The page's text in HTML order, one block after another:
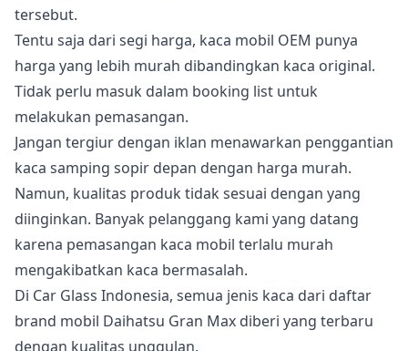
tersebut.
Tentu saja dari segi harga, kaca mobil OEM punya
harga yang lebih murah dibandingkan kaca original.
Tidak perlu masuk dalam booking list untuk
melakukan pemasangan.
Jangan tergiur dengan iklan menawarkan penggantian
kaca samping sopir depan dengan harga murah.
Namun, kualitas produk tidak sesuai dengan yang
diinginkan. Banyak pelanggang kami yang datang
karena pemasangan kaca mobil terlalu murah
mengakibatkan kaca bermasalah.
Di Car Glass Indonesia, semua jenis kaca dari daftar
brand mobil Daihatsu Gran Max diberi yang terbaru
dengan kualitas unggulan.